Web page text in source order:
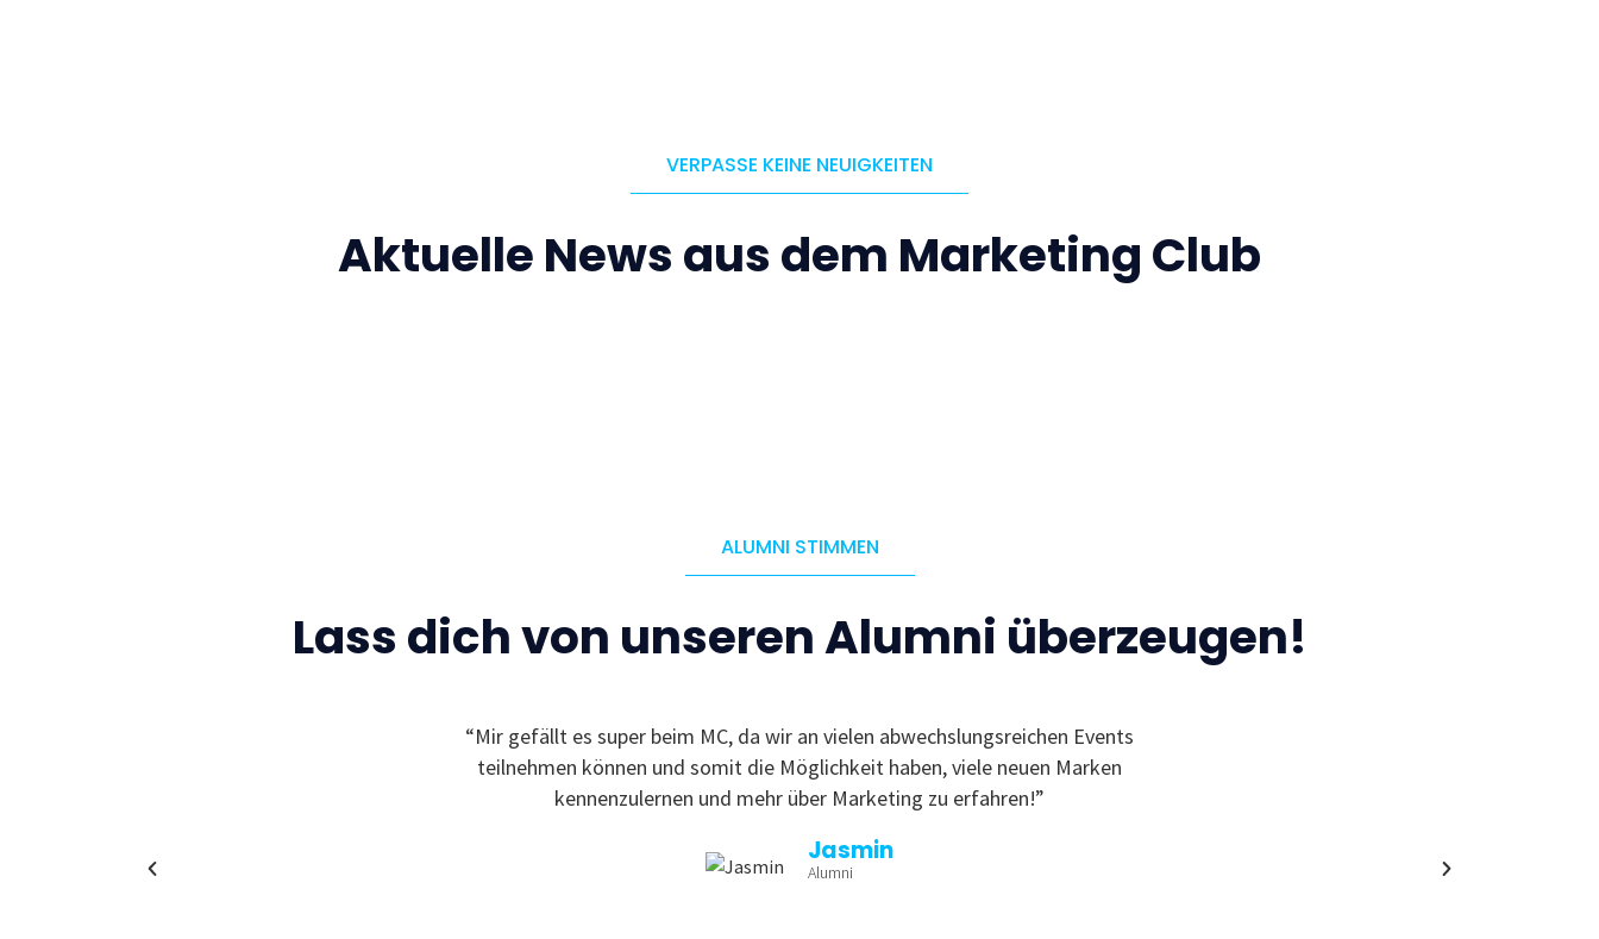
VERPASSE KEINE NEUIGKEITEN
Aktuelle News aus dem Marketing Club
ALUMNI STIMMEN
Lass dich von unseren Alumni überzeugen!
Alumni & Team
“Mir gefällt es super beim MC, da wir an vielen abwechslungsreichen Events
teilnehmen können und somit die Möglichkeit haben, viele neuen Marken
kennenzulernen und mehr über Marketing zu erfahren!”
Jasmin
Alumni